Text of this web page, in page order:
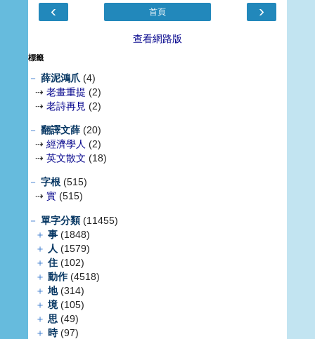
‹ ›
首頁
查看網路版
標籤
－ 薛泥鴻爪 (4)
⇢ 老畫重提 (2)
⇢ 老詩再見 (2)
－ 翻譯文薛 (20)
⇢ 經濟學人 (2)
⇢ 英文散文 (18)
－ 字根 (515)
⇢ 實 (515)
－ 單字分類(11455)
＋ 事 (1848)
＋
人 (1579)
＋ 住 (102)
＋ 動作(4518)
＋ 地(314)
＋ 境(105)
＋ 思 (49)
＋ 時(97)